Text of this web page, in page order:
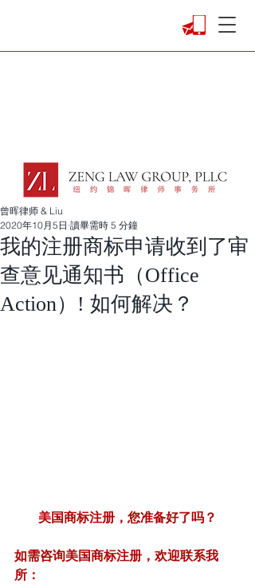
我的注册商标申请收到了审
查意见通知书（Office
Action）! 如何解决？
曾晖律师 & Liu
2020年10月5日 讀畢需時 5 分鐘
美国商标注册，您准备好了吗？
如需咨询美国商标注册，欢迎联系我
所：